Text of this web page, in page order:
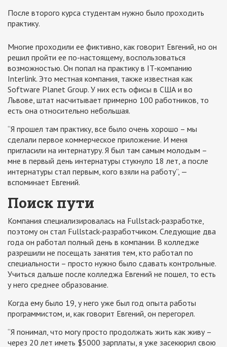
После второго курса студентам нужно было проходить
практику.
Многие проходили ее фиктивно, как говорит Евгений, но он
решил пройти ее по-настоящему, воспользоваться
возможностью. Он попал на практику в IT-компанию
Interlink. Это местная компания, также известная как
Software Planet Group. У них есть офисы в США и во
Львове, штат насчитывает примерно 100 работников, то
есть она относительно небольшая.
“Я прошел там практику, все было очень хорошо – мы
сделали первое коммерческое приложение. И меня
пригласили на интернатуру. Я был там самым молодым –
мне в первый день интернатуры стукнуло 18 лет, а после
интернатуры стал первым, кого взяли на работу”, —
вспоминает Евгений.
Поиск пути
Компания специализировалась на Fullstack-разработке,
поэтому он стал Fullstack-разработчиком. Следующие два
года он работал полный день в компании. В колледже
разрешили не посещать занятия тем, кто работал по
специальности – просто нужно было сдавать контрольные.
Учиться дальше после колледжа Евгений не пошел, то есть
у него среднее образование.
Когда ему было 19, у него уже был год опыта работы
программистом, и, как говорит Евгений, он перегорел.
“Я понимал, что могу просто продолжать жить как живу –
через 20 лет иметь $5000 зарплаты, я уже засекюрил свою